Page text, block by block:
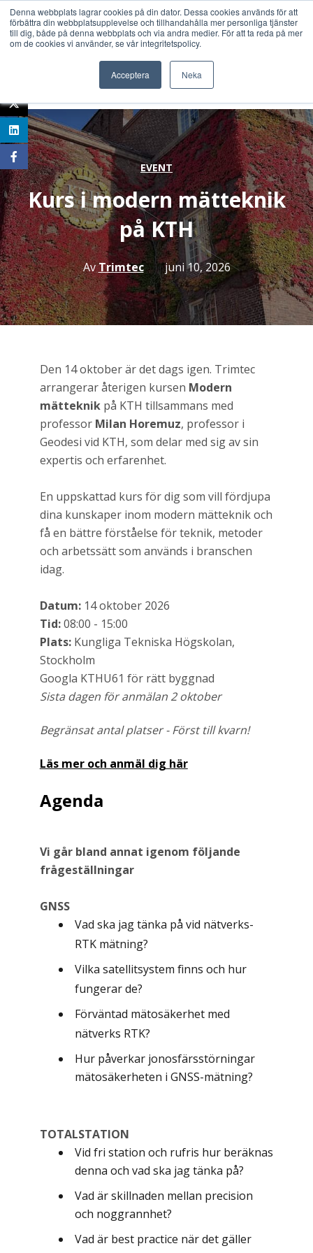
Denna webbplats lagrar cookies på din dator. Dessa cookies används för att
förbättra din webbplatsupplevelse och tillhandahålla mer personliga tjänster
till dig, både på denna webbplats och via andra medier. För att ta reda på mer
om de cookies vi använder, se vår integritetspolicy.
Acceptera Neka
EVENT
Kurs i modern mätteknik
på KTH
AvTrimtec juni 10, 2026
Den 14 oktober är det dags igen. Trimtec
arrangerar återigen kursen Modern
mätteknikpå KTH tillsammans med
professor Milan Horemuz, professor i
Geodesi vid KTH, som delar med sig av sin
expertis och erfarenhet.
En uppskattad kurs för dig som vill fördjupa
dina kunskaper inom modern mätteknik och
få en bättre förståelse för teknik, metoder
och arbetssätt som används i branschen
idag.
Datum:14 oktober 2026
Tid:08:00 - 15:00
Plats: Kungliga Tekniska Högskolan,
Stockholm
Googla KTHU61 för rätt byggnad
Sista dagen för anmälan 2 oktober
Begränsat antal platser - Först till kvarn!
Läs mer och anmäl dig här
Agenda
Vi går bland annat igenom följande
frågeställningar
GNSS
Vad ska jag tänka på vid nätverks-
RTK mätning?
Vilka satellitsystem finns och hur
fungerar de?
Förväntad mätosäkerhet med
nätverks RTK?
Hur påverkar jonosfärsstörningar
mätosäkerheten i GNSS-mätning?
TOTALSTATION
Vid fri station och rufris hur beräknas
denna och vad ska jag tänka på?
Vad är skillnaden mellan precision
och noggrannhet?
Vad är best practice när det gäller